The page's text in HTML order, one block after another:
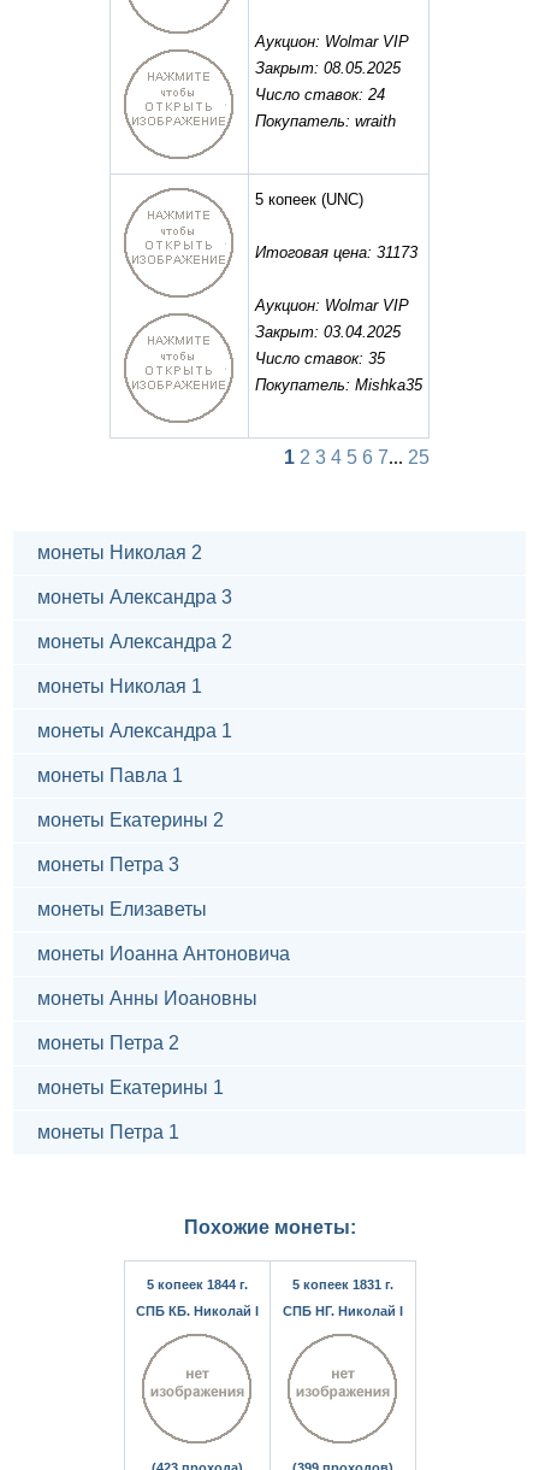
Аукцион: Wolmar VIP
Закрыт: 08.05.2025
Число ставок: 24
Покупатель: wraith
5 копеек (UNC)
Итоговая цена: 31173
Аукцион: Wolmar VIP
Закрыт: 03.04.2025
Число ставок: 35
Покупатель: Mishka35
1 2 3 4 5 6 7... 25
монеты Николая 2
монеты Александра 3
монеты Александра 2
монеты Николая 1
монеты Александра 1
монеты Павла 1
монеты Екатерины 2
монеты Петра 3
монеты Елизаветы
монеты Иоанна Антоновича
монеты Анны Иоановны
монеты Петра 2
монеты Екатерины 1
монеты Петра 1
Похожие монеты:
5 копеек 1844 г.
СПБ КБ. Николай I
5 копеек 1831 г.
СПБ НГ. Николай I